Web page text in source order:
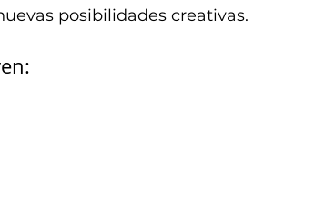
posibilidades creativas.